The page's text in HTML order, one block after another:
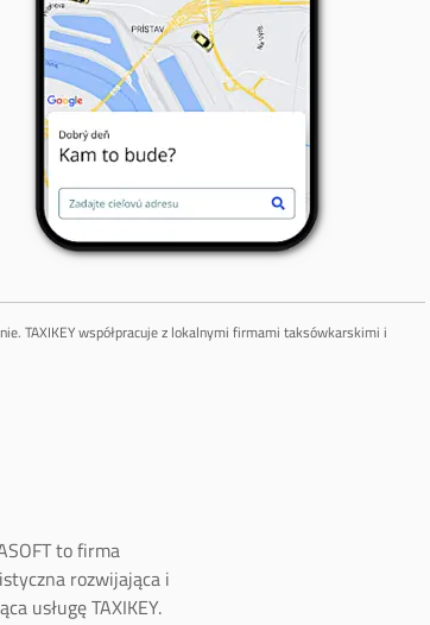
TAXIKEY współpracuje z lokalnymi firmami taksówkarskimi i
to firma
rozwijająca i
usługę TAXIKEY.